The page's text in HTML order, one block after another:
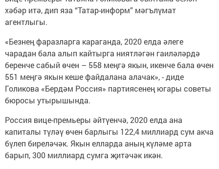
хәбәр итә, дип яза “Татар-информ” мәгълүмат
агентлыгы.
«Безнең фаразларга караганда, 2020 елда әлеге
чарадан бала алып кайтырга ниятләгән гаиләләрдә
беренче сабый өчен – 558 меңгә якын, икенче бала өчен
551 меңгә якын кеше файдалана алачак», - диде
Голикова «Бердәм Россия» партиясенең югары советы
бюросы утырышында.
Россия вице-премьеры әйтүенчә, 2020 елда ана
капиталы түләү өчен барлыгы 122,4 миллиард сум акча
бүлеп биреләчәк. Якын елларда аның күләме арта
барып, 300 миллиард сумга җитәчәк икән.